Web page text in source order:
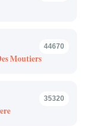
44670
Moutiers
35320